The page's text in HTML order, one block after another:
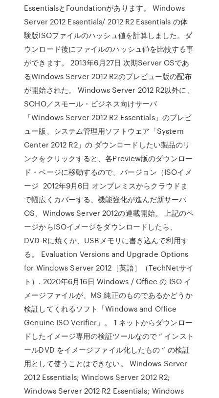
EssentialsとFoundationがあります。 Windows
Server 2012 Essentials/ 2012 R2 Essentials の体
験版ISOファイルのハッシュ値を計算しました。ダ
ウンロード後にファイルのハッシュ値を比較する事
ができます。 2013年6月27日 次期Server OSであ
るWindows Server 2012 R2のプレビュー版の配布
が開始された。 Windows Server 2012 R2以外に、
SOHO／スモール・ビジネス向けサーバ
「Windows Server 2012 R2 Essentials」のプレビ
ュー版、システム管理用ソフトウェア「System
Center 2012 R2」の ダウンロードしたい製品のリ
ンクをクリックすると、各Preview版のダウンロー
ド・ページに移動するので、バージョン（ISOイメ
ージ 2012年9月6日 オンプレミスからクラウドま
で幅広くカバーする、機能強化が進んだ新サーバ
OS、Windows Server 2012の連載開始。 上記のペ
ージからISOイメージをダウンロードしたら、
DVD-Rに焼くか、USBメモリに書き込んで利用す
る。 Evaluation Versions and Upgrade Options
for Windows Server 2012［英語］（TechNetサイ
ト）. 2020年6月16日 Windows / Office の ISO イ
メージファイルが、MS 純正のものであるかどうか
検証してくれるソフト「Windows and Office
Genuine ISO Verifier」。 1 ネットからダウンロー
ドしたイメージ専用の検証ツールなので “ インスト
ールDVD をイメージファイル化したもの ” の検証
用として使うことはできない。 Windows Server
2012 Essentials; Windows Server 2012 R2;
Windows Server 2012 R2 Essentials; Windows